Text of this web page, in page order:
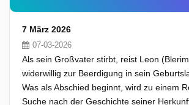
7 März 2026
07-03-2026
Als sein Großvater stirbt, reist Leon
widerwillig zur Beerdigung in sein
Was als Abschied beginnt, wird zu einem
Suche nach der Geschichte seiner